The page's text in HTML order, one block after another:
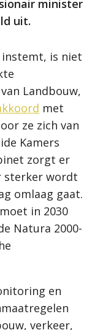
minister
uit.
instemt, is niet
Landbouw,
met
ze zich van
Kamers
zorgt er
sterker wordt
omlaag gaat.
in 2030
Natura 2000-
en
verkeer,